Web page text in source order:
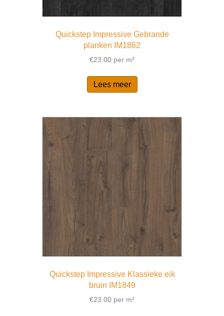
Quickstep Impressive Gebrande
planken IM1862
€23.00 per m²
Lees meer
Quickstep Impressive Klassieke eik
bruin IM1849
€23.00 per m²